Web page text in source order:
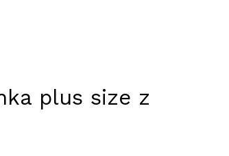
plus size z